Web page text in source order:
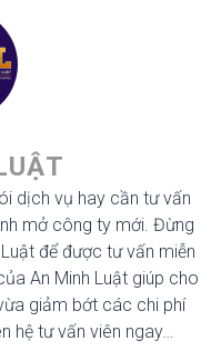
dịch vụ hay cần tư vấn
mở công ty mới. Đừng
để được tư vấn miễn
An Minh Luật giúp cho
giảm bớt các chi phí
hệ tư vấn viên ngay…